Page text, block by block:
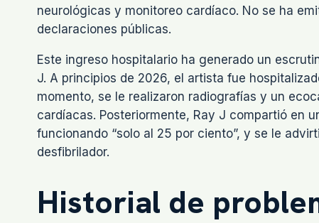
neurológicas y monitoreo cardíaco. No se ha
declaraciones públicas.
Este ingreso hospitalario ha generado un
J. A principios de 2026, el artista fue
momento, se le realizaron radiografías y un
cardíacas. Posteriormente, Ray J compartió en
funcionando “solo al 25 por ciento”, y se le
desfibrilador.
Historial de